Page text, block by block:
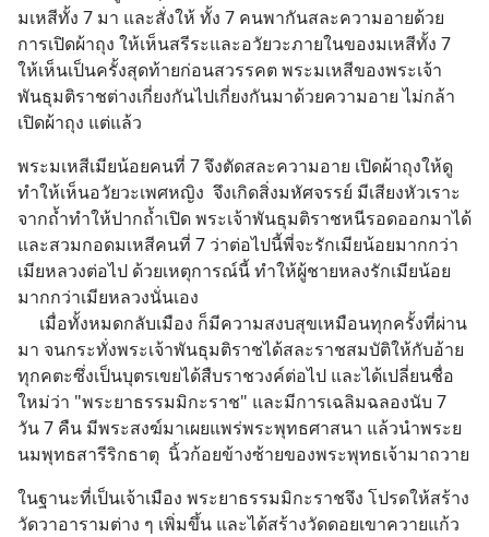
มเหสีทั้ง 7 มา และสั่งให้ ทั้ง 7 คนพากันสละความอายด้วย
การเปิดผ้าถุง ให้เห็นสรีระและอวัยวะภายในของมเหสีทั้ง 7
ให้เห็นเป็นครั้งสุดท้ายก่อนสวรรคต พระมเหสีของพระเจ้า
พันธุมติราชต่างเกี่ยงกันไปเกี่ยงกันมาด้วยความอาย ไม่กล้า
เปิดผ้าถุง แต่แล้ว
พระมเหสีเมียน้อยคนที่ 7 จึงตัดสละความอาย เปิดผ้าถุงให้ดู
ทำให้เห็นอวัยวะเพศหญิง  จึงเกิดสิ่งมหัศจรรย์ มีเสียงหัวเราะ
จากถ้ำทำให้ปากถ้ำเปิด พระเจ้าพันธุมติราชหนีรอดออกมาได้
และสวมกอดมเหสีคนที่ 7 ว่าต่อไปนี้พี่จะรักเมียน้อยมากกว่า
เมียหลวงต่อไป ด้วยเหตุการณ์นี้ ทำให้ผู้ชายหลงรักเมียน้อย
มากกว่าเมียหลวงนั่นเอง
มา จนกระทั่งพระเจ้าพันธุมติราชได้สละราชสมบัติให้กับอ้าย
ทุกคตะซึ่งเป็นบุตรเขยได้สืบราชวงค์ต่อไป และได้เปลี่ยนชื่อ
ใหม่ว่า "พระยาธรรมมิกะราช" และมีการเฉลิมฉลองนับ 7
วัน 7 คืน มีพระสงฆ์มาเผยแพร่พระพุทธศาสนา แล้วนำพระย
นมพุทธสารีริกธาตุ  นิ้วก้อยข้างซ้ายของพระพุทธเจ้ามาถวาย
ในฐานะที่เป็นเจ้าเมือง พระยาธรรมมิกะราชจึง โปรดให้สร้าง
วัดวาอารามต่าง ๆ เพิ่มขึ้น และได้สร้างวัดดอยเขาควายแก้ว